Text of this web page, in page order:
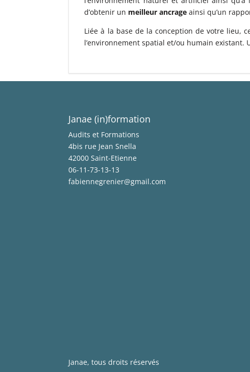
d’obtenir un meilleur ancrage ainsi qu’un
Liée à la base de la conception de votre lieu,
l’environnement spatial et/ou humain existant.
Janae (in)formation
Audits et Formations
4bis rue Jean Snella
42000 Saint-Etienne
06-11-73-13-13
fabiennegrenier@gmail.com
Janae, tous droits réservés